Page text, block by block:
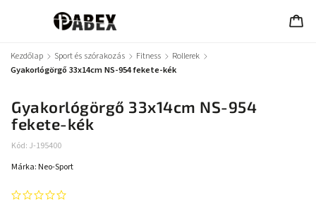
Kezdőlap / Sport és szórakozás / Fitness / Rollerek /
Gyakorlógörgő 33x14cm NS-954 fekete-kék
Gyakorlógörgő 33x14cm NS-954
fekete-kék
Kód: J-195400
Márka: Neo-Sport